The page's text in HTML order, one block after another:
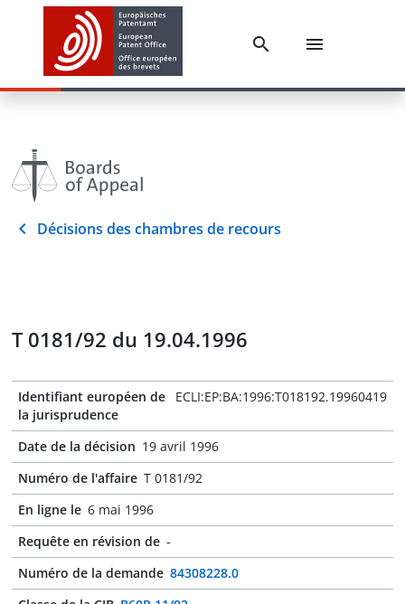
Décisions des chambres de recours
T 0181/92 du 19.04.1996
Identifiant européen de
la jurisprudence
ECLI:EP:BA:1996:T018192.19960419
Date de la décision 19 avril 1996
Numéro de l'affaire T 0181/92
En ligne le 6 mai 1996
Requête en révision de -
Numéro de la demande 84308228.0